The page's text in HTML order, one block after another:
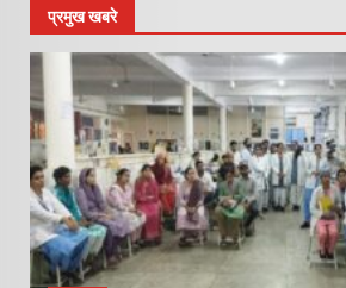
प्रमुख खबरे